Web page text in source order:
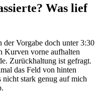
Was lief
Vorgabe doch unter 3:30
Kurven vorne aufhalten
Zurückhaltung ist gefragt.
das Feld von hinten
stark genug auf mich